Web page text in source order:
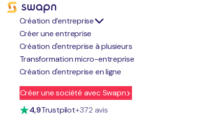
Création d’entreprise
Créer une entreprise
Création d'entreprise à plusieurs
Transformation micro-entreprise
Création d'entreprise en ligne
Créer une société avec Swapn
4,9Trustpilot+372 avis
Swapn xOrus